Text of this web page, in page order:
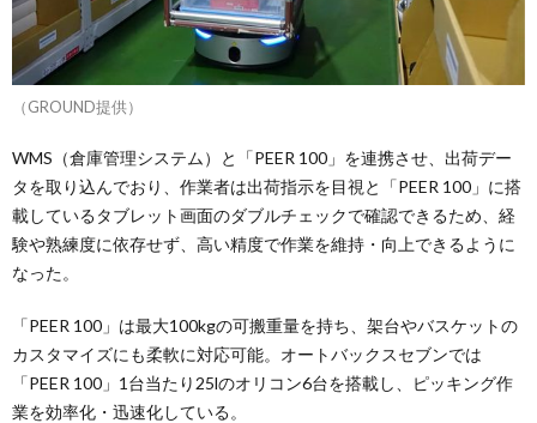
（GROUND提供）
WMS（倉庫管理システム）と「PEER 100」を連携させ、出荷デー
タを取り込んでおり、作業者は出荷指示を目視と「PEER 100」に搭
載しているタブレット画面のダブルチェックで確認できるため、経
験や熟練度に依存せず、高い精度で作業を維持・向上できるように
なった。
「PEER 100」は最大100kgの可搬重量を持ち、架台やバスケットの
カスタマイズにも柔軟に対応可能。オートバックスセブンでは
「PEER 100」1台当たり25lのオリコン6台を搭載し、ピッキング作
業を効率化・迅速化している。